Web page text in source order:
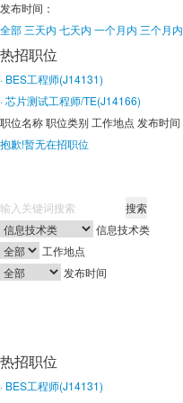
发布时间：
全部 三天内 七天内 一个月内 三个月内
热招职位
· BES工程师(J14131)
· 芯片测试工程师/TE(J14166)
职位名称职位类别 工作地点 发布时间
抱歉!暂无在招职位
搜索
信息技术类
工作地点
发布时间
热招职位
· BES工程师(J14131)